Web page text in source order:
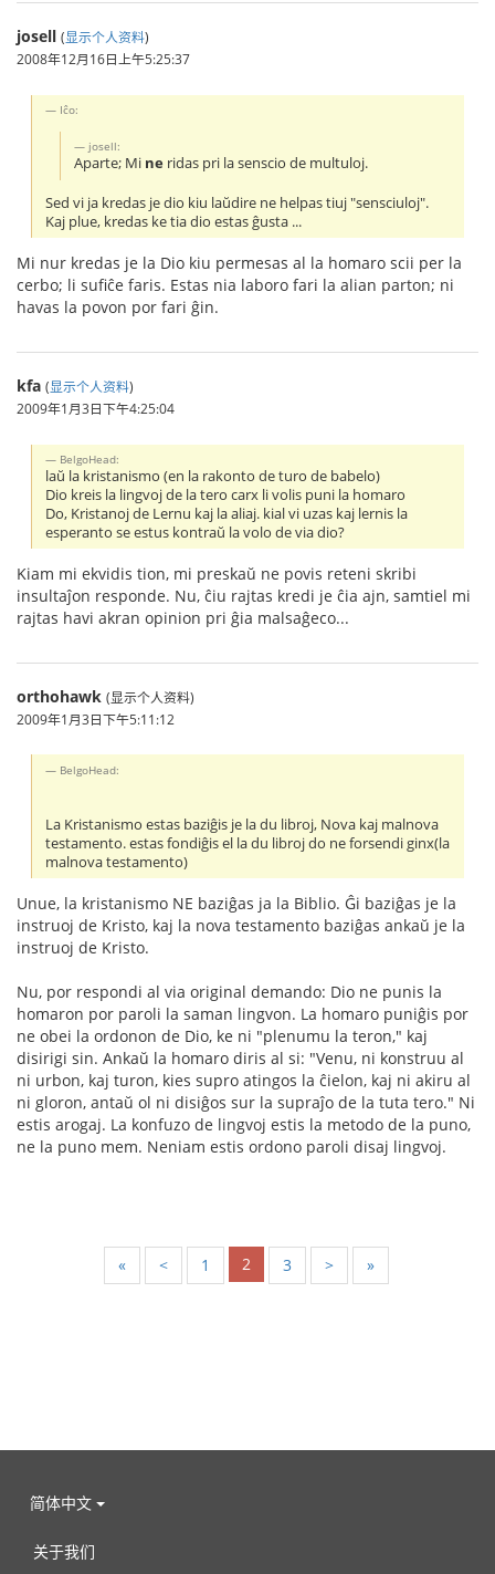
josell (显示个人资料)
2008年12月16日上午5:25:37
Iĉo:
josell:
Aparte; Mi ne ridas pri la senscio de multuloj.
Sed vi ja kredas je dio kiu laŭdire ne helpas tiuj "sensciuloj".
Kaj plue, kredas ke tia dio estas ĝusta ...
Mi nur kredas je la Dio kiu permesas al la homaro scii per la
cerbo; li sufiĉe faris. Estas nia laboro fari la alian parton; ni
havas la povon por fari ĝin.
kfa (显示个人资料)
2009年1月3日下午4:25:04
BelgoHead:
laŭ la kristanismo (en la rakonto de turo de babelo)
Dio kreis la lingvoj de la tero carx li volis puni la homaro
Do, Kristanoj de Lernu kaj la aliaj. kial vi uzas kaj lernis la
esperanto se estus kontraŭ la volo de via dio?
Kiam mi ekvidis tion, mi preskaŭ ne povis reteni skribi
insultaĵon responde. Nu, ĉiu rajtas kredi je ĉia ajn, samtiel mi
rajtas havi akran opinion pri ĝia malsaĝeco...
orthohawk (显示个人资料)
2009年1月3日下午5:11:12
BelgoHead:
La Kristanismo estas baziĝis je la du libroj, Nova kaj malnova
testamento. estas fondiĝis el la du libroj do ne forsendi ginx(la
malnova testamento)
Unue, la kristanismo NE baziĝas ja la Biblio. Ĝi baziĝas je la
instruoj de Kristo, kaj la nova testamento baziĝas ankaŭ je la
instruoj de Kristo.
Nu, por respondi al via original demando: Dio ne punis la
homaron por paroli la saman lingvon. La homaro puniĝis por
ne obei la ordonon de Dio, ke ni "plenumu la teron," kaj
disirigi sin. Ankaŭ la homaro diris al si: "Venu, ni konstruu al
ni urbon, kaj turon, kies supro atingos la ĉielon, kaj ni akiru al
ni gloron, antaŭ ol ni disiĝos sur la supraĵo de la tuta tero." Ni
estis arogaj. La konfuzo de lingvoj estis la metodo de la puno,
ne la puno mem. Neniam estis ordono paroli disaj lingvoj.
« < 1 2 3 > »
简体中文
关于我们